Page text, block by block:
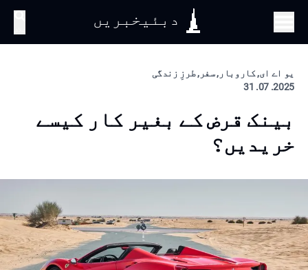
دبئیخبریں
یو اے ای, کاروبار, سفر, طرزِ زندگی
2025. 07. 31
بینک قرض کے بغیر کار کیسے
خریدیں؟